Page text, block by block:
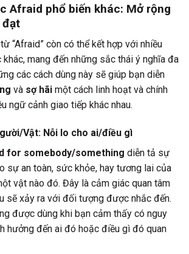
Afraid phổ biến khác: Mở rộng
đạt
“Afraid” còn có thể kết hợp với nhiều
mang đến những sắc thái ý nghĩa đa
các cách dùng này sẽ giúp bạn diễn
và sợ hãi một cách linh hoạt và chính
ngữ cảnh giao tiếp khác nhau.
Vật: Nỗi lo cho ai/điều gì
for somebody/something diễn tả sự
sự an toàn, sức khỏe, hay tương lai của
vật nào đó. Đây là cảm giác quan tâm
sẽ xảy ra với đối tượng được nhắc đến.
được dùng khi bạn cảm thấy có nguy
hưởng đến ai đó hoặc điều gì đó quan